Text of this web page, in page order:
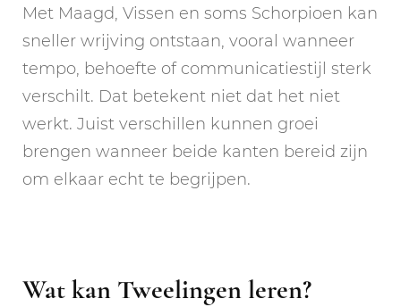
Met Maagd, Vissen en soms Schorpioen kan
sneller wrijving ontstaan, vooral wanneer
tempo, behoefte of communicatiestijl sterk
verschilt. Dat betekent niet dat het niet
werkt. Juist verschillen kunnen groei
brengen wanneer beide kanten bereid zijn
om elkaar echt te begrijpen.
Wat kan Tweelingen leren?